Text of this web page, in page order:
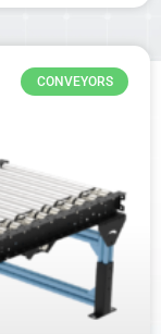
CONVEYORS